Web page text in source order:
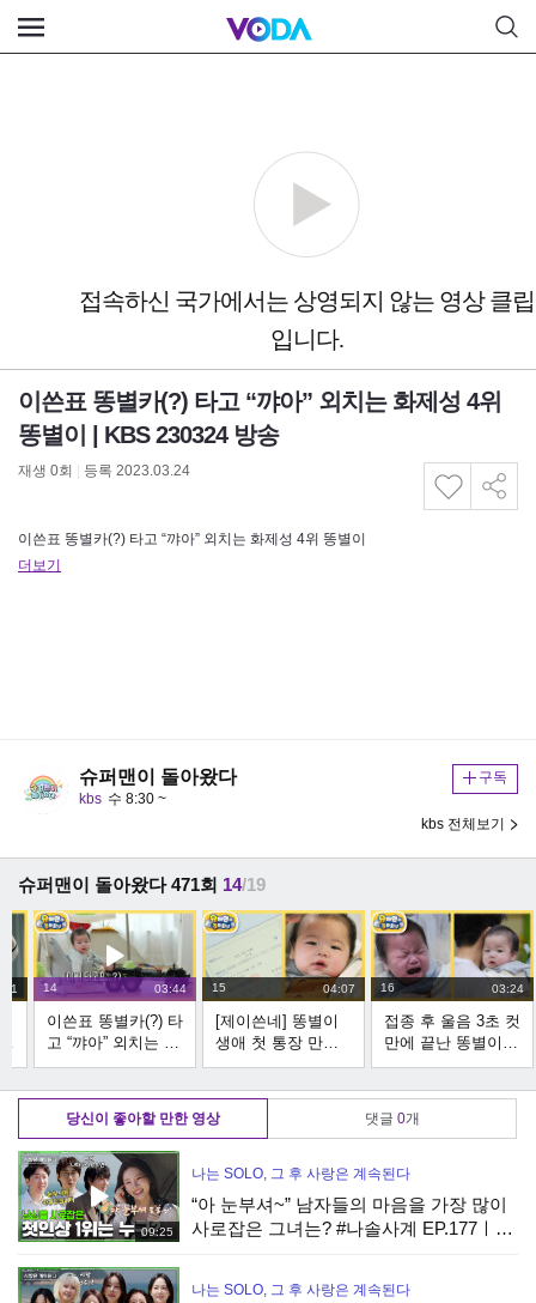
이쓴표 똥별카(?) 타고 “꺄아” 외치는 화제성 4위
똥별이 | KBS 230324 방송
재생 0회 등록 2023.03.24
이쓴표 똥별카(?) 타고 “꺄아” 외치는 화제성 4위 똥별이
더보기
슈퍼맨이 돌아왔다
kbs 수 8:30 ~
구독
kbs 전체보기
슈퍼맨이 돌아왔다 471회 14/19
14 03:44
이쓴표 똥별카(?) 타
고 “꺄아” 외치는 화
제성 4위 똥별이 |
KBS 230324 방송
15 04:07
[제이쓴네] 똥별이
생애 첫 통장 만들
었어요! 여러분 구
경 오세요~ | KBS
230324 방송
16 03:24
접종 후 울음 3초 컷
만에 끝난 똥별이?
(feat. 몸무게 10kg
돌파) | KBS 230324
당신이 좋아할 만한 영상 댓글 0개
09:25
나는 SOLO, 그 후 사랑은 계속된다
“아 눈부셔~” 남자들의 마음을 가장 많이
사로잡은 그녀는? #나솔사계 EP.177ㅣ
나는 SOLO, 그 후 사랑은 계속된다